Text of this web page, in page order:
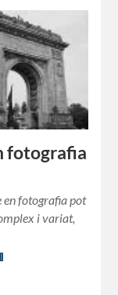
crisi professional
me als
tendències
fotografia
en fotografia pot
i variat,